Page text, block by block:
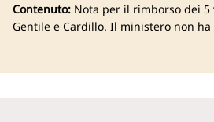
Contenuto: Nota per il rimborso dei
Gentile e Cardillo. Il ministero non